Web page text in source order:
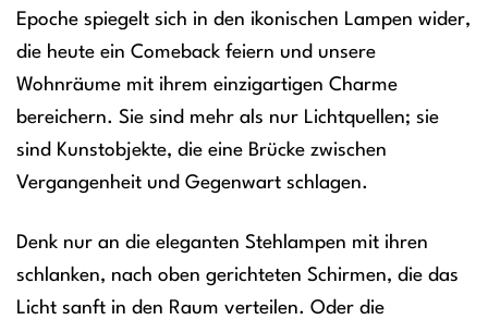
Epoche spiegelt sich in den ikonischen Lampen wider,
die heute ein Comeback feiern und unsere
Wohnräume mit ihrem einzigartigen Charme
bereichern. Sie sind mehr als nur Lichtquellen; sie
sind Kunstobjekte, die eine Brücke zwischen
Vergangenheit und Gegenwart schlagen.
Denk nur an die eleganten Stehlampen mit ihren
schlanken, nach oben gerichteten Schirmen, die das
Licht sanft in den Raum verteilen. Oder die